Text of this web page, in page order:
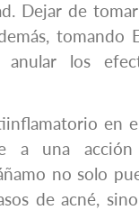
Dejar de
tomando
anular los
en
a una acción
no solo
de acné,